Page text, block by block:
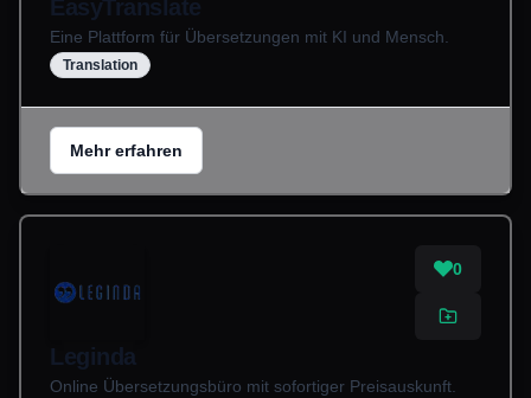
EasyTranslate
Eine Plattform für Übersetzungen mit KI und Mensch.
Translation
Mehr erfahren
0
Leginda
Online Übersetzungsbüro mit sofortiger Preisauskunft.